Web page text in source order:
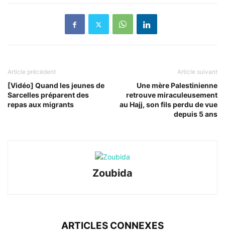
Article précédent
[Vidéo] Quand les jeunes de
Sarcelles préparent des
repas aux migrants
Article suivant
Une mère Palestinienne
retrouve miraculeusement
au Hajj, son fils perdu de vue
depuis 5 ans
Zoubida
ARTICLES CONNEXES